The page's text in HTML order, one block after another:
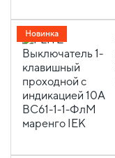
Новинка